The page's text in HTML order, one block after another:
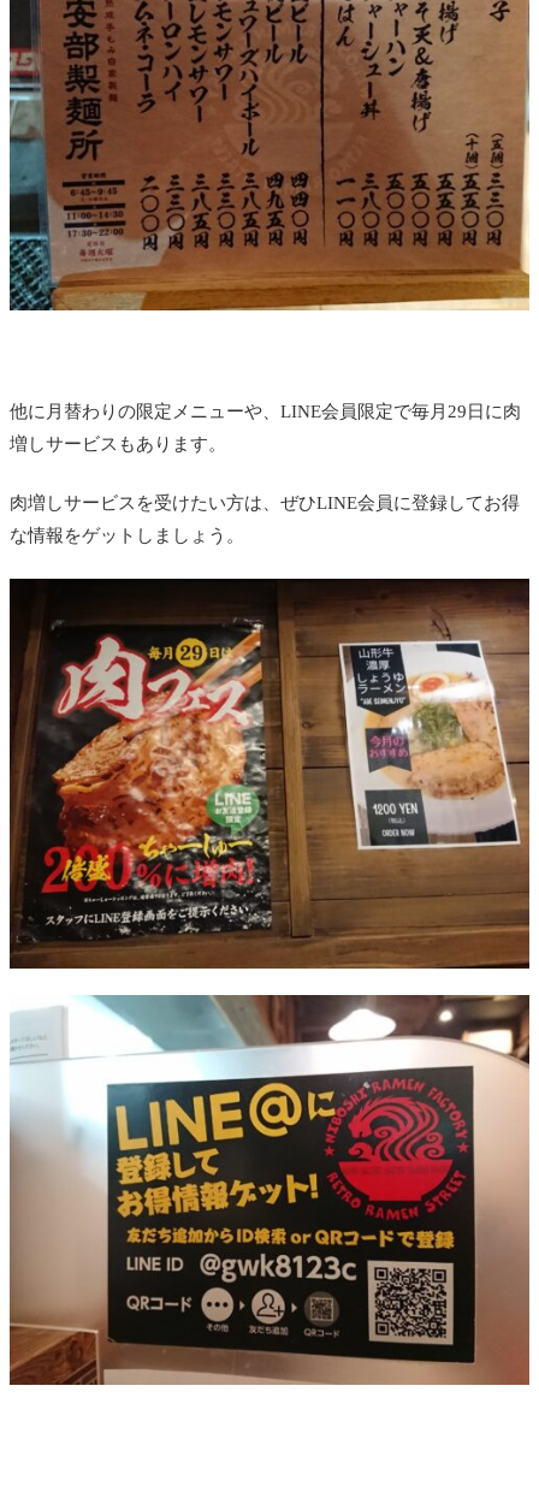
他に月替わりの限定メニューや、LINE会員限定で毎月29日に肉
増しサービスもあります。
肉増しサービスを受けたい方は、ぜひLINE会員に登録してお得
な情報をゲットしましょう。